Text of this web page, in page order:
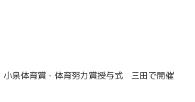
小泉体育賞・体育努力賞授与式 三田で開催